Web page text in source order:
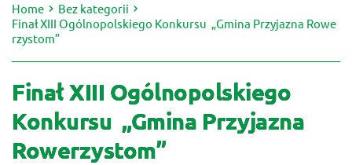
Home
Bez kategorii
Finał XIII Ogólnopolskiego Konkursu „Gmina Przyjazna Rowe
rzystom”
Finał XIII Ogólnopolskiego
Konkursu „Gmina Przyjazna
Rowerzystom”